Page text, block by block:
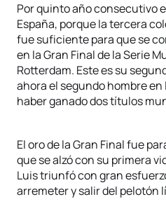
Por quinto año consecutivo
España, porque la tercera
fue suficiente para que se
en la Gran Final de la Serie
Rotterdam. Este es su
ahora el segundo hombre en
haber ganado dos títulos
El oro de la Gran Final fue
que se alzó con su primera
Luis triunfó con gran
arremeter y salir del pelotón